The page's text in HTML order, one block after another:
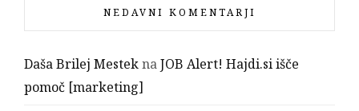
NEDAVNI KOMENTARJI
Daša Brilej MesteknaJOB Alert! Hajdi.si išče
pomoč [marketing]